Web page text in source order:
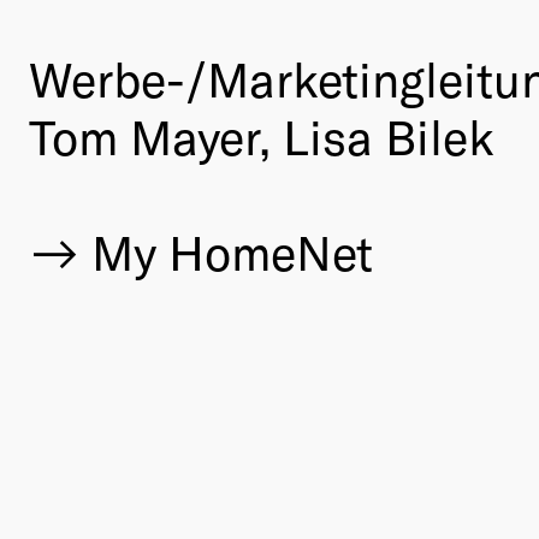
Werbe-/
Tom Mayer, Lisa Bilek
My HomeNet